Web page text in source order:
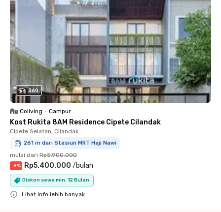
360
Coliving • Campur
Kost Rukita 8AM Residence Cipete Cilandak
Cipete Selatan, Cilandak
261 m dari Stasiun MRT Haji Nawi
mulai dari Rp5.900.000
-8% Rp5.400.000 /bulan
Diskon sewa min. 12 Bulan
Lihat info lebih banyak